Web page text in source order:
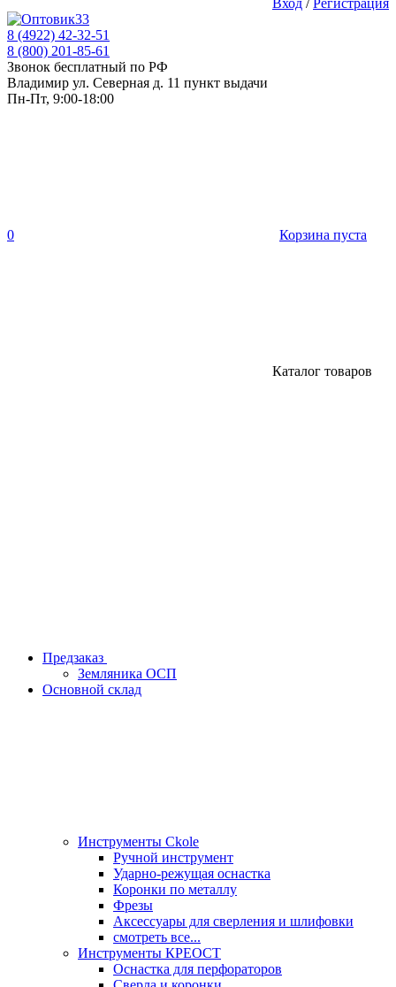
Вход /Регистрация
8 (4922) 42-32-51
8 (800) 201-85-61
Звонок бесплатный по РФ
Владимир ул. Северная д. 11 пункт выдачи
Пн-Пт, 9:00-18:00
0 Корзина пуста
Каталог товаров
Предзаказ
Земляника ОСП
Основной склад
Инструменты Ckole
Ручной инструмент
Ударно‑режущая оснастка
Коронки по металлу
Фрезы
Аксессуары для сверления и шлифовки
смотреть все...
Инструменты КРЕОСТ
Оснастка для перфораторов